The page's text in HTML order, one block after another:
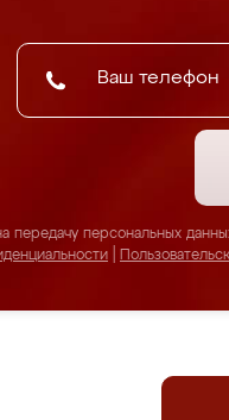
передачу персональных